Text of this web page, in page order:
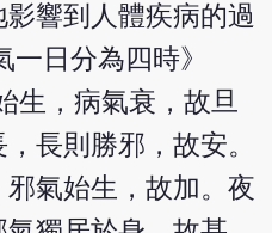
響到人體疾病的過
一日分為四時》
生，病氣衰，故旦
長則勝邪，故安。
氣始生，故加。夜